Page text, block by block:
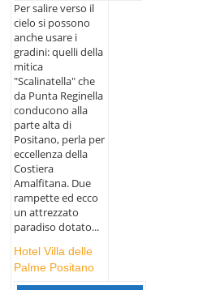
Per salire verso il
cielo si possono
anche usare i
gradini: quelli della
mitica
"Scalinatella" che
da Punta Reginella
conducono alla
parte alta di
Positano, perla per
eccellenza della
Costiera
Amalfitana. Due
rampette ed ecco
un attrezzato
paradiso dotato...
Hotel Villa delle
Palme Positano